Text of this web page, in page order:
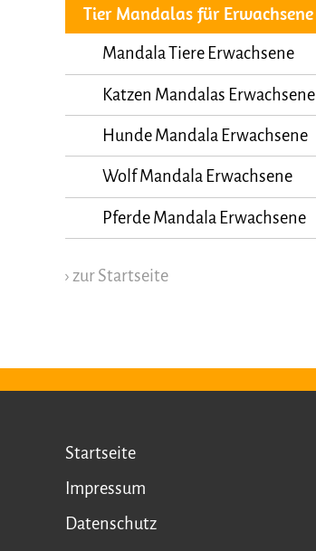
Tier Mandalas für Erwachsene
Mandala Tiere Erwachsene
Katzen Mandalas Erwachsene
Hunde Mandala Erwachsene
Wolf Mandala Erwachsene
Pferde Mandala Erwachsene
› zur Startseite
Startseite
Impressum
Datenschutz